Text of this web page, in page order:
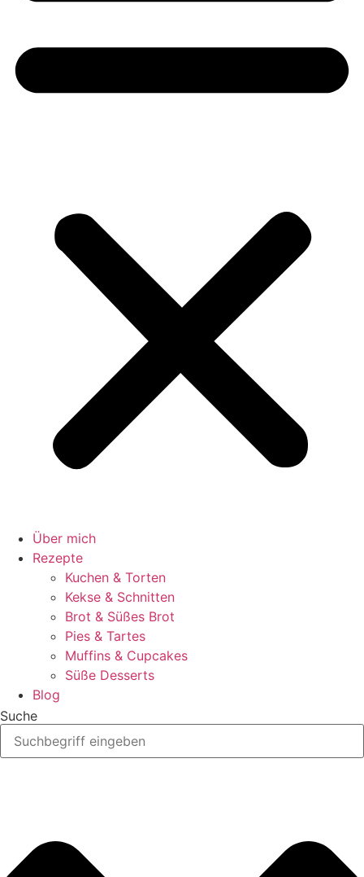
Über mich
Rezepte
Kuchen & Torten
Kekse & Schnitten
Brot & Süßes Brot
Pies & Tartes
Muffins & Cupcakes
Süße Desserts
Blog
Suche